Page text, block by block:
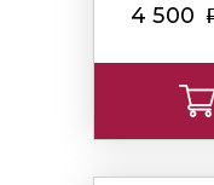
4 500